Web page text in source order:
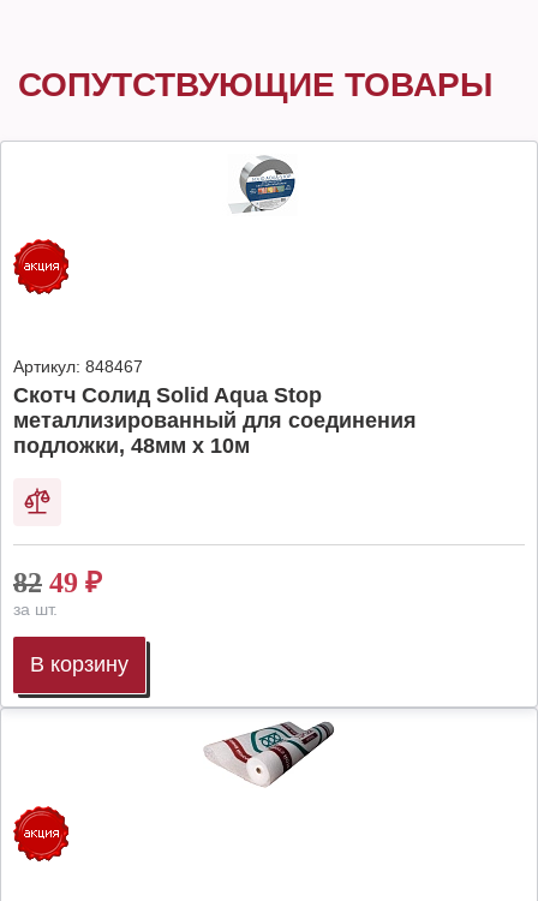
СОПУТСТВУЮЩИЕ ТОВАРЫ
Артикул: 848467
Скотч Солид Solid Aqua Stop
металлизированный для соединения
подложки, 48мм х 10м
82 49 ₽
за шт.
В корзину